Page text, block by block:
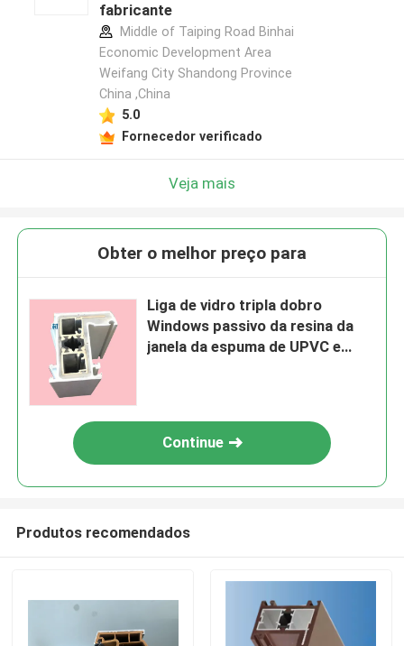
fabricante
Middle of Taiping Road Binhai
Economic Development Area
Weifang City Shandong Province
China ,China
5.0
Fornecedor verificado
Veja mais
Obter o melhor preço para
Liga de vidro tripla dobro
Windows passivo da resina da
janela da espuma de UPVC e
Continue
Produtos recomendados